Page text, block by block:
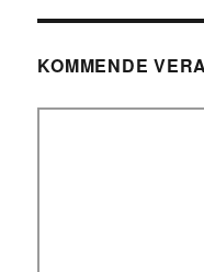
KOMMENDE